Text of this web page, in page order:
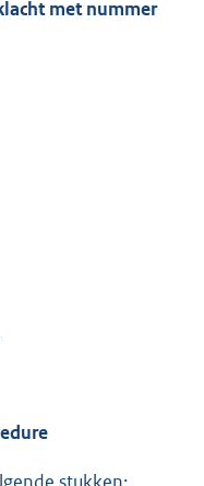
met nummer